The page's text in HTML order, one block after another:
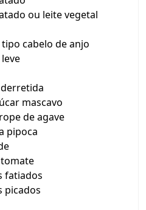
ou leite vegetal
cabelo de anjo
mascavo
de agave
pipoca
fatiados
picados